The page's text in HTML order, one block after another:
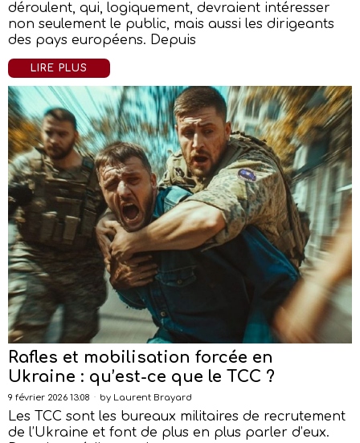
déroulent, qui, logiquement, devraient intéresser
non seulement le public, mais aussi les dirigeants
des pays européens. Depuis
LIRE PLUS
Rafles et mobilisation forcée en
Ukraine : qu’est-ce que le TCC ?
9 février 2026 13:08 by Laurent Brayard
Les TCC sont les bureaux militaires de recrutement
de l’Ukraine et font de plus en plus parler d’eux.